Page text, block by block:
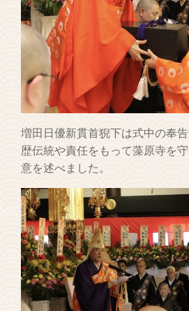
増田日優新貫首猊下は式中の奉
歴伝統や責任をもって藻原寺を
意を述べました。